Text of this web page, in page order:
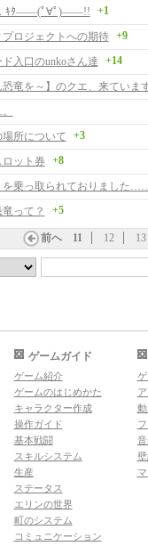
ｷﾀ――(ﾟ∀ﾟ)――!!
+1
プロジェクトへの期待 +9
入口のunkoさん達 +14
恐竜を～】のクエ、来ていま
所について
+3
ット券 +8
を乗っ取られておりました
って？
+5
前へ 11 12 13
ゲームガイド
ゲーム紹介
ゲームのはじめかた
キャラクター作成
操作ガイド
基本戦闘
スキルシステム
生産
ステータス
エリンの世界
町のシステム
コミュニケーション